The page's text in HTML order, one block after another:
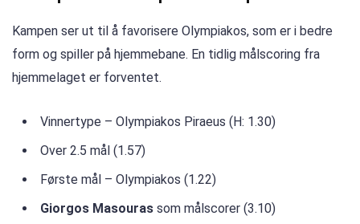
Kampen ser ut til å favorisere Olympiakos, som er i bedre
form og spiller på hjemmebane. En tidlig målscoring fra
hjemmelaget er forventet.
Vinnertype – Olympiakos Piraeus (H: 1.30)
Over 2.5 mål (1.57)
Første mål – Olympiakos (1.22)
Giorgos Masouras som målscorer (3.10)